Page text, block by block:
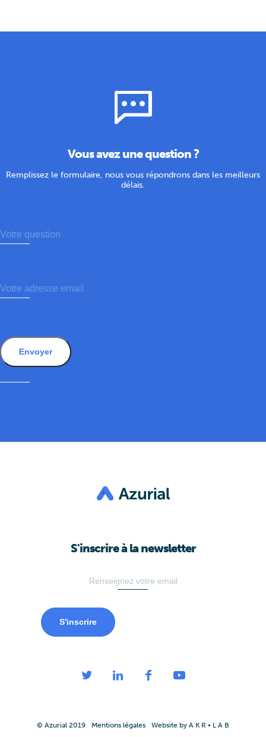
Vous avez une question ?
Remplissez le formulaire, nous vous répondrons dans les meilleurs
délais.
Envoyer
S'inscrire à la newsletter
S'inscrire
© Azurial 2019 Mentions légales Website by A K R • L A B